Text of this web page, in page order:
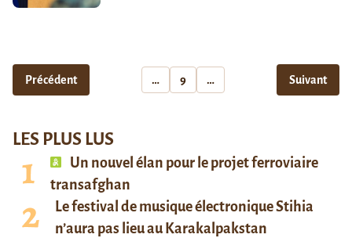
Précédent … 9 … Suivant
LES PLUS LUS
Un nouvel élan pour le projet ferroviaire
transafghan
Le festival de musique électronique Stihia
n’aura pas lieu au Karakalpakstan